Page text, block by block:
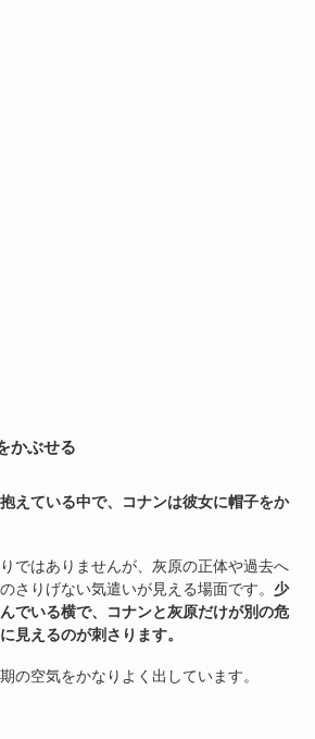
かぶせる
えている中で、コナンは彼女に帽子をか
ではありませんが、灰原の正体や過去へ
さりげない気遣いが見える場面です。 少
でいる横で、コナンと灰原だけが別の危
見えるのが刺さります。
の空気をかなりよく出しています。